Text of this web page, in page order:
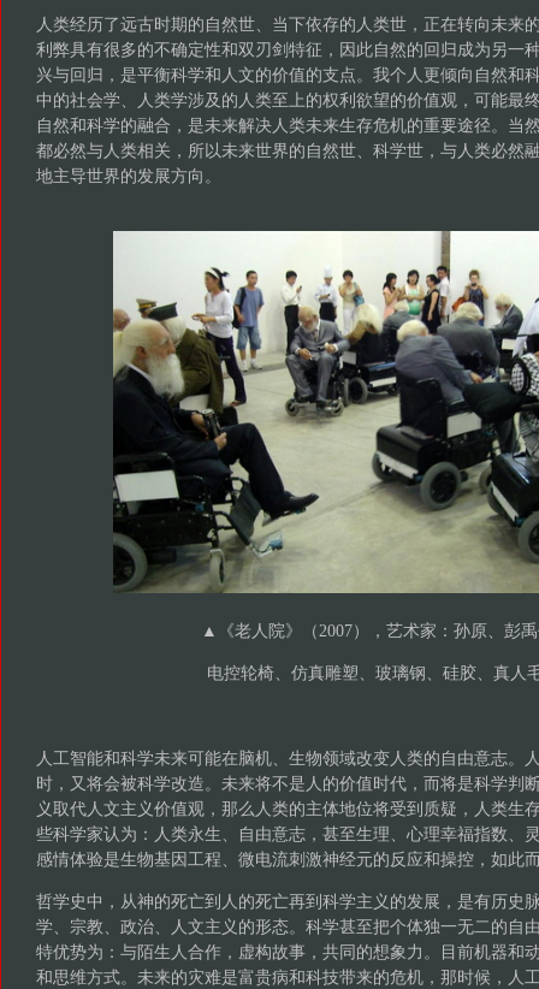
人类经历了远古时期的自然世、当下依存的人类世，正在转向未来
利弊具有很多的不确定性和双刃剑特征，因此自然的回归成为另一
兴与回归，是平衡科学和人文的价值的支点。我个人更倾向自然和
中的社会学、人类学涉及的人类至上的权利欲望的价值观，可能最
自然和科学的融合，是未来解决人类未来生存危机的重要途径。当
都必然与人类相关，所以未来世界的自然世、科学世，与人类必然
地主导世界的发展方向。
▲《老人院》（2007），艺术家：孙原、彭
电控轮椅、仿真雕塑、玻璃钢、硅胶、真人
人工智能和科学未来可能在脑机、生物领域改变人类的自由意志。
时，又将会被科学改造。未来将不是人的价值时代，而将是科学判
义取代人文主义价值观，那么人类的主体地位将受到质疑，人类生
些科学家认为：人类永生、自由意志，甚至生理、心理幸福指数、
感情体验是生物基因工程、微电流刺激神经元的反应和操控，如此
哲学史中，从神的死亡到人的死亡再到科学主义的发展，是有历史
学、宗教、政治、人文主义的形态。科学甚至把个体独一无二的自
特优势为：与陌生人合作，虚构故事，共同的想象力。目前机器和
和思维方式。未来的灾难是富贵病和科技带来的危机，那时候，人